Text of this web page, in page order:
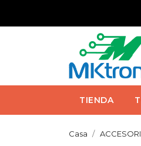
TIENDA
Casa